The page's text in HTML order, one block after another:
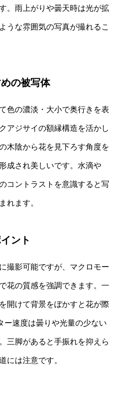
。雨上がりや曇天時は光が拡
うな雰囲気の写真が撮れるこ
の被写体
色の濃淡・大小で奥行きを表
アジサイの額縁構造を活かし
木陰から花を見下ろす角度を
成され美しいです。水滴や
コントラストを意識すると写
れます。
ント
撮影可能ですが、マクロモー
花の質感を強調できます。一
開けて背景をぼかすと花が際
ー速度は曇りや光量の少ない
三脚があると手振れを抑えら
には注意です。